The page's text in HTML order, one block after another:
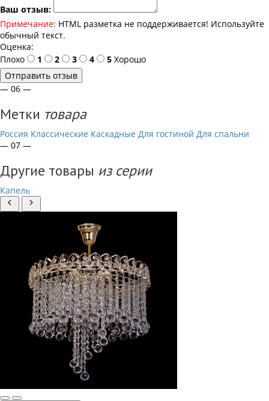
Ваш отзыв:
Примечание: HTML разметка не поддерживается! Используйте
обычный текст.
Оценка:
Плохо
1 2 3 4 5 Хорошо
Отправить отзыв
— 06 —
Метки товара
Россия Классические Каскадные Для гостиной Для спальни
— 07 —
Другие товары из серии
Капель